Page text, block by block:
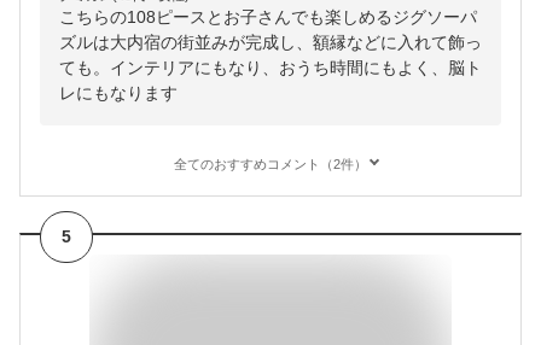
こちらの108ピースとお子さんでも楽しめるジグソーパ
ズルは大内宿の街並みが完成し、額縁などに入れて飾っ
ても。インテリアにもなり、おうち時間にもよく、脳ト
レにもなります
全てのおすすめコメント（2件）
5